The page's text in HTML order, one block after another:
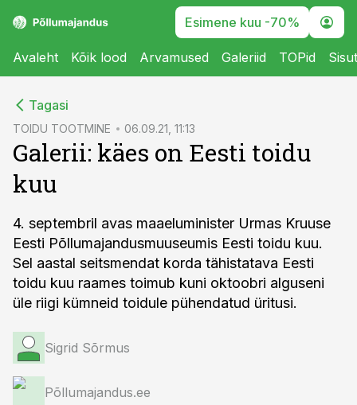
Esimene kuu -70%
Avaleht Kõik lood Arvamused Galeriid TOPid
Tagasi
TOIDU TOOTMINE 06.09.21, 11:13
Galerii: käes on Eesti toidu
kuu
4. septembril avas maaeluminister Urmas Kruuse
Eesti Põllumajandusmuuseumis Eesti toidu kuu.
Sel aastal seitsmendat korda tähistatava Eesti
toidu kuu raames toimub kuni oktoobri alguseni
üle riigi kümneid toidule pühendatud üritusi.
Sigrid Sõrmus
Põllumajandus.ee